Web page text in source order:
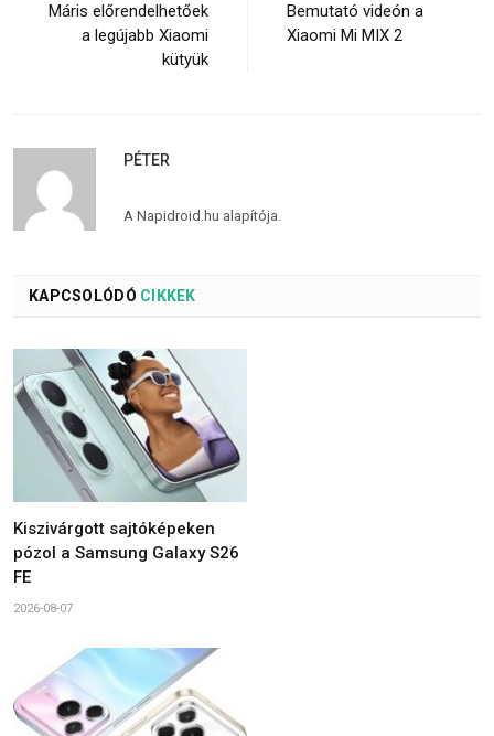
Máris előrendelhetőek
a legújabb Xiaomi
kütyük
Bemutató videón a
Xiaomi Mi MIX 2
PÉTER
A Napidroid.hu alapítója.
KAPCSOLÓDÓ CIKKEK
Kiszivárgott sajtóképeken
pózol a Samsung Galaxy S26
FE
2026-08-07